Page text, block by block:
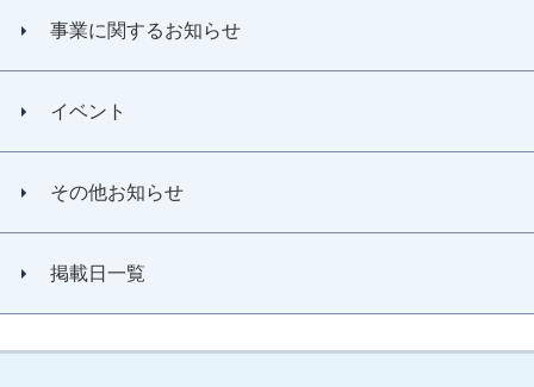
事業に関するお知らせ
イベント
その他お知らせ
掲載日一覧